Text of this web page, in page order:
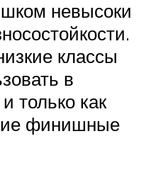
невысоки
классы
в
только как
финишные